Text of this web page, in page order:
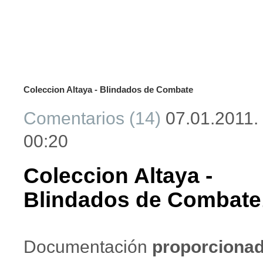
Coleccion Altaya - Blindados de Combate
Comentarios (14) 07.01.2011.
00:20
Coleccion Altaya -
Blindados de Combate
Documentación